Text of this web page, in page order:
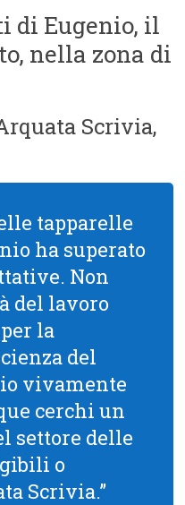
di Eugenio, il
nella zona di
Scrivia,
tapparelle
ha superato
Non
del lavoro
la
del
vivamente
cerchi un
settore delle
o
Scrivia.”